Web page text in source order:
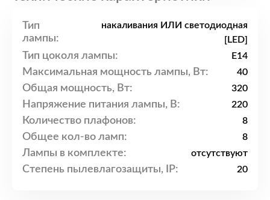
Тип
лампы:
накаливания ИЛИ светодиодная
[LED]
Тип цоколя лампы: E14
Максимальная мощность лампы, Вт: 40
Общая мощность, Вт: 320
Напряжение питания лампы, В: 220
Количество плафонов: 8
Общее кол-во ламп: 8
Лампы в комплекте: отсутствуют
Степень пылевлагозащиты, IP: 20